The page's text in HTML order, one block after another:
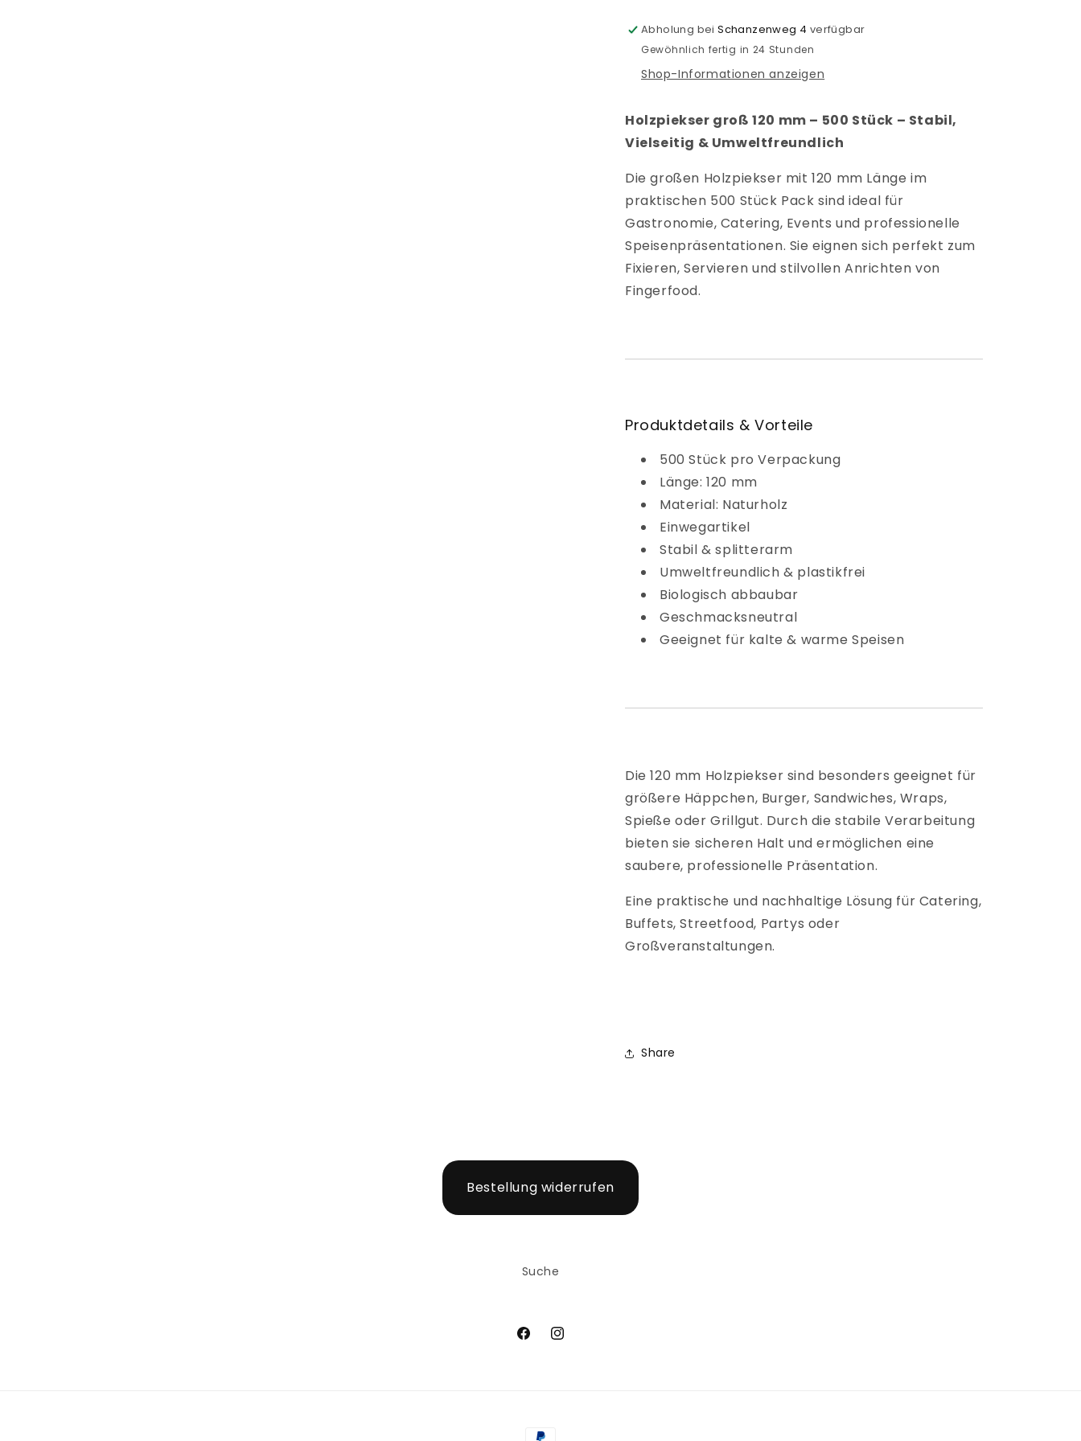
Abholung beiSchanzenweg 4 verfügbar
Gewöhnlich fertig in 24 Stunden
Shop-Informationen anzeigen
Holzpiekser groß 120 mm – 500 Stück – Stabil,
Vielseitig & Umweltfreundlich
Die großen Holzpiekser mit 120 mm Länge im
praktischen 500 Stück Pack sind ideal für
Gastronomie, Catering, Events und professionelle
Speisenpräsentationen. Sie eignen sich perfekt zum
Fixieren, Servieren und stilvollen Anrichten von
Fingerfood.
Produktdetails & Vorteile
500 Stück pro Verpackung
Länge: 120 mm
Material: Naturholz
Einwegartikel
Stabil & splitterarm
Umweltfreundlich & plastikfrei
Biologisch abbaubar
Geschmacksneutral
Geeignet für kalte & warme Speisen
Die 120 mm Holzpiekser sind besonders geeignet für
größere Häppchen, Burger, Sandwiches, Wraps,
Spieße oder Grillgut. Durch die stabile Verarbeitung
bieten sie sicheren Halt und ermöglichen eine
saubere, professionelle Präsentation.
Eine praktische und nachhaltige Lösung für Catering,
Buffets, Streetfood, Partys oder
Großveranstaltungen.
Share
Bestellung widerrufen
Suche
FacebookInstagram